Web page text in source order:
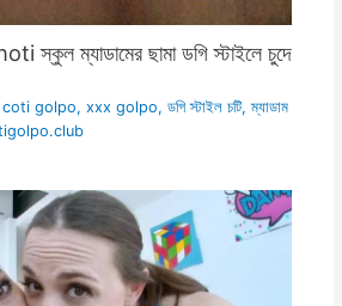
ম্যাডামের ছামা ডগি স্টাইলে চুদে
coti golpo, xxx golpo, ডগি স্টাইল চটি,ম্যাডাম